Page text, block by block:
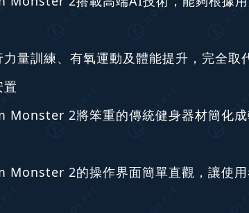
量訓練、有氧運動及體能提升，完全取
2將笨重的傳統健身器材簡化成
Monster 2的操作界面簡單直觀，讓使